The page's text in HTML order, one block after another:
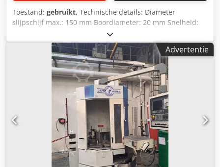
Toestand: gebruikt, Technische details: Diameter
slijpschijf max.: 150 mm Boordiameter: 20 mm Snelheid:
3000 rpm Aantal stations: 2 stuks Totaal benodigd
vermogen: 250 watt Gewicht: 30 kg Benodigde ruimte
ongeveer: L:0.56xB:0.46xH:1.15 m Technische gegevens: -
Motor AEG 150/250A-50Hz, 220/380V, aansluitstekker CEE
16 Chsdeu Ngtnjpfx Aa Uja apparatuur: - met onderbouw *
Advertentie